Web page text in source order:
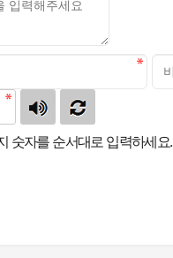
숫자를 순서대로 입력하세요.